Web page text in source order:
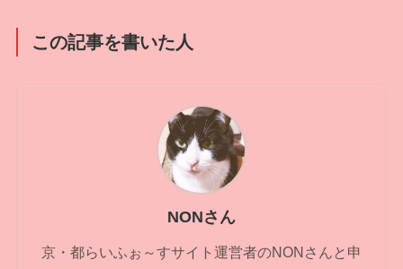
この記事を書いた人
NONさん
京・都らいふぉ～すサイト運営者のNONさんと申